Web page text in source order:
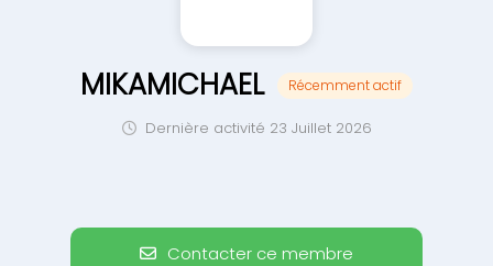
MIKAMICHAEL Récemment actif
Dernière activité 23 Juillet 2026
Contacter ce membre